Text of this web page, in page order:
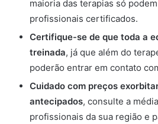
maioria das terapias só
profissionais certificados.
Certifique-se de que toda a
treinada, já que além do
poderão entrar em contato
Cuidado com preços
antecipados, consulte a
profissionais da sua região e